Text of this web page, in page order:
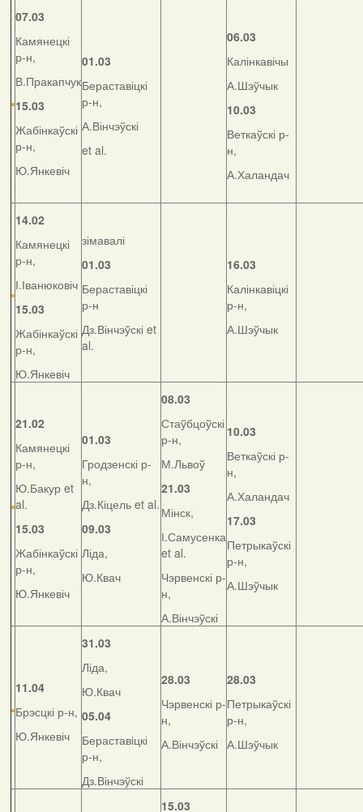
07.03
Камянецкі
р-н,
В.Пракапчук
15.03
Жабінкаўскі
р-н,
Ю.Янкевіч
01.03
Бераставіцкі
р-н,
А.Вінчэўскі
et al.
06.03
Калінкавічы
А.Шэўчык
10.03
Веткаўскі р-
н,
А.Халандач
14.02
Камянецкі
р-н,
І.Іванюковіч
15.03
Жабінкаўскі
р-н,
Ю.Янкевіч
зімавалі
01.03
Бераставіцкі
р-н
Дз.Вінчэўскі et
al.
16.03
Калінкавіцкі
р-н,
А.Шэўчык
21.02
Камянецкі
р-н,
Ю.Бакур et
al.
15.03
Жабінкаўскі
р-н,
Ю.Янкевіч
01.03
Гродзенскі р-
н,
Дз.Кіцель et al.
09.03
Ліда,
Ю.Квач
08.03
Стаўбцоўскі
р-н,
М.Львоў
21.03
Мінск,
І.Самусенка
et al.
Чэрвенскі р-
н,
А.Вінчэўскі
10.03
Веткаўскі р-
н,
А.Халандач
17.03
Петрыкаўскі
р-н,
А.Шэўчык
11.04
Брэсцкі р-н,
Ю.Янкевіч
31.03
Ліда,
Ю.Квач
05.04
Бераставіцкі
р-н,
Дз.Вінчэўскі
28.03
Чэрвенскі р-
н,
А.Вінчэўскі
28.03
Петрыкаўскі
р-н,
А.Шэўчык
15.03